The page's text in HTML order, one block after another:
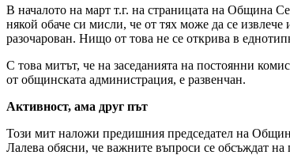
В началото на март т.г. на страницата на Община
някой обаче си мисли, че от тях може да се
разочарован. Нищо от това не се открива в
С това митът, че на заседанията на постоянни
от общинската администрация, е развенчан.
Активност, ама друг път
Този мит наложи предишния председател на
Лалева обясни, че важните въпроси се обсъждат на